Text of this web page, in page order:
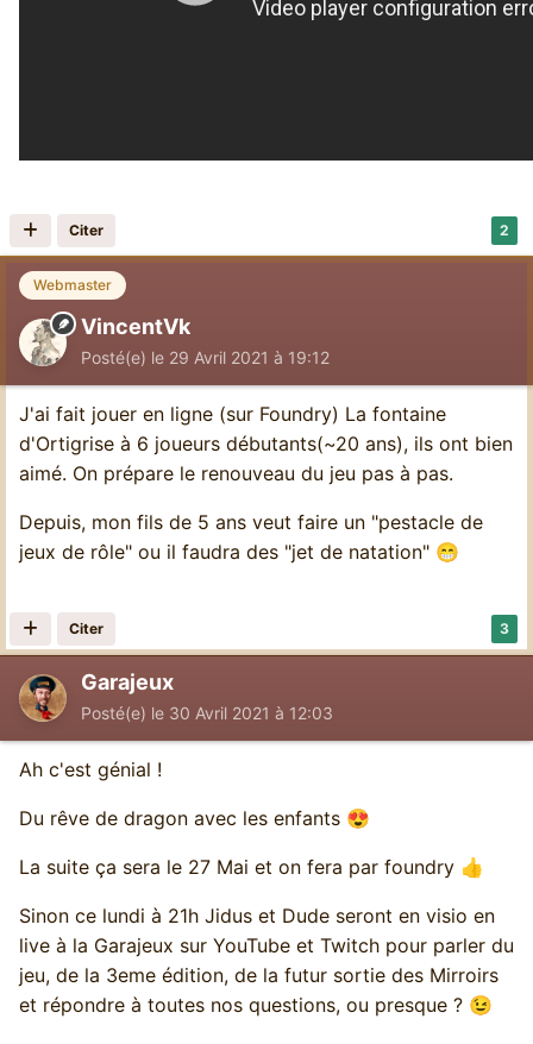
2
Citer
Webmaster
VincentVk
Posté(e) le 29 Avril 2021 à 19:12
J'ai fait jouer en ligne (sur Foundry) La fontaine
d'Ortigrise à 6 joueurs débutants(~20 ans), ils ont bien
aimé. On prépare le renouveau du jeu pas à pas.
Depuis, mon fils de 5 ans veut faire un "pestacle de
jeux de rôle" ou il faudra des "jet de natation" 😁
3
Citer
Garajeux
Posté(e) le 30 Avril 2021 à 12:03
Ah c'est génial !
Du rêve de dragon avec les enfants 😍
La suite ça sera le 27 Mai et on fera par foundry 👍
Sinon ce lundi à 21h Jidus et Dude seront en visio en
live à la Garajeux sur YouTube et Twitch pour parler du
jeu, de la 3eme édition, de la futur sortie des Mirroirs
et répondre à toutes nos questions, ou presque ? 😉